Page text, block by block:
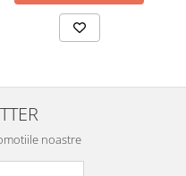
noastre